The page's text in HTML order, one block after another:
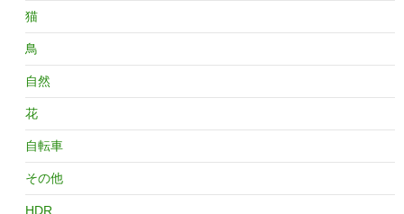
猫
鳥
自然
花
自転車
その他
HDR